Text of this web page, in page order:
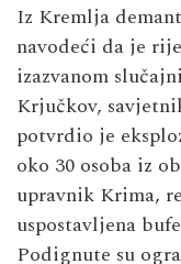
Iz Kremlja
navodeći da je
izazvanom
Krjučkov,
potvrdio je
oko 30 osoba iz
upravnik Krima,
uspostavljena
Podignute su